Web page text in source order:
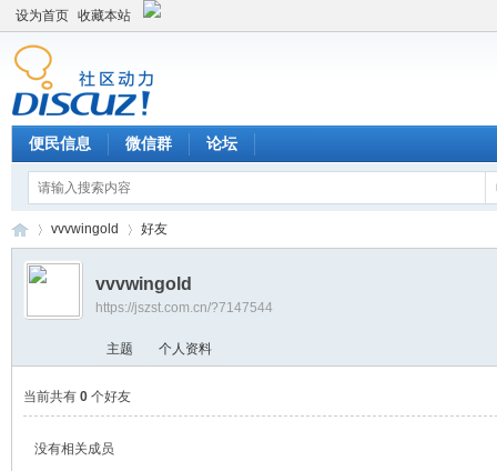
设为首页 收藏本站
便民信息 微信群 论坛
›
vvvwingold 好友
vvvwingold
https://jszst.com.cn/?7147544
主题 个人资料
当前共有 0个好友
没有相关成员